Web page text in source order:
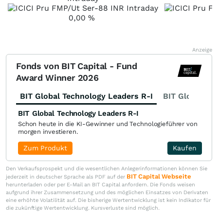
0,00 %
Anzeige
Fonds von BIT Capital - Fund
Award Winner 2026
BIT Global Technology Leaders R-I BIT Global
BIT Global Technology Leaders R-I
Schon heute in die KI-Gewinner und Technologieführer von
morgen investieren.
Kaufen
Zum Produkt
Den Verkaufsprospekt und die wesentlichen Anlegerinformationen können Sie
jederzeit in deutscher Sprache als PDF auf der BIT Capital Webseite
herunterladen oder per E-Mail an BIT Capital anfordern. Die Fonds weisen
aufgrund ihrer Zusammensetzung und des möglichen Einsatzes von Derivaten
eine erhöhte Volatilität auf. Die bisherige Wertentwicklung ist kein Indikator für
die zukünftige Wertentwicklung. Kursverluste sind möglich.